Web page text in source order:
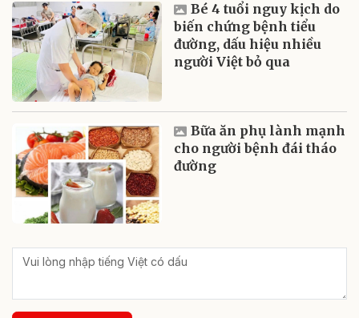
Bé 4 tuổi nguy kịch do
biến chứng bệnh tiểu
đường, dấu hiệu nhiều
người Việt bỏ qua
Bữa ăn phụ lành mạnh
cho người bệnh đái tháo
đường